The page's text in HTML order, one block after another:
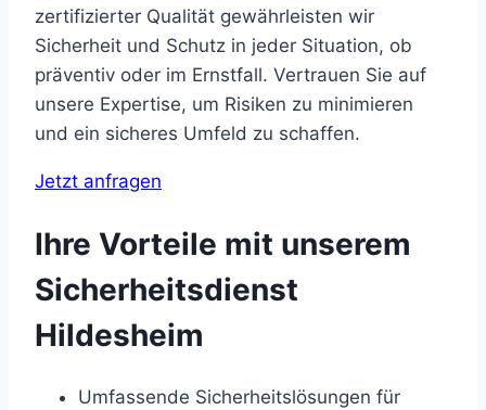
zertifizierter Qualität gewährleisten wir
Sicherheit und Schutz in jeder Situation, ob
präventiv oder im Ernstfall. Vertrauen Sie auf
unsere Expertise, um Risiken zu minimieren
und ein sicheres Umfeld zu schaffen.
Jetzt anfragen
Ihre Vorteile mit unserem
Sicherheitsdienst
Hildesheim
Umfassende Sicherheitslösungen für